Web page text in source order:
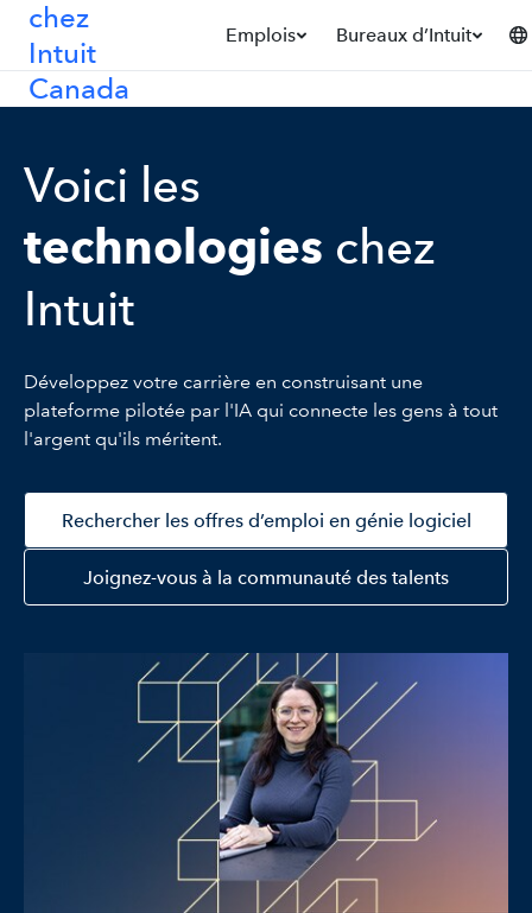
chez
Intuit
Canada
Emplois Bureaux d’Intuit
Voici les
technologies chez
Intuit
Développez votre carrière en construisant une
plateforme pilotée par l'IA qui connecte les gens à tout
l'argent qu'ils méritent.
Rechercher les offres d’emploi en génie logiciel
Joignez-vous à la communauté des talents